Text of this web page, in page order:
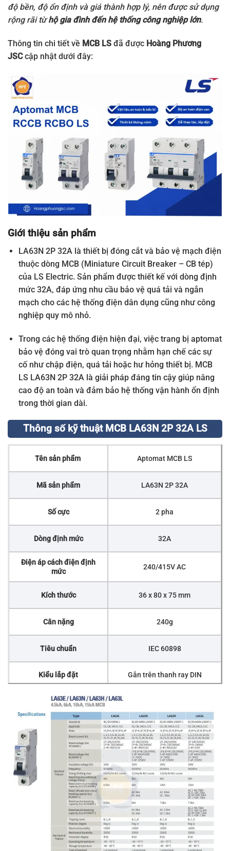
độ bền, độ ổn định và giá thành hợp lý, nên được sử dụng
rộng rãi từhộ gia đình đến hệ thống công nghiệp lớn.
Thông tin chi tiết về MCB LS đã được Hoàng Phương
JSCcập nhật dưới đây:
Giới thiệu sản phẩm
LA63N 2P 32A là thiết bị đóng cắt và bảo vệ mạch điện
thuộc dòng MCB (Miniature Circuit Breaker – CB tép)
của LS Electric. Sản phẩm được thiết kế với dòng định
mức 32A, đáp ứng nhu cầu bảo vệ quá tải và ngắn
mạch cho các hệ thống điện dân dụng cũng như công
nghiệp quy mô nhỏ.
Trong các hệ thống điện hiện đại, việc trang bị aptomat
bảo vệ đóng vai trò quan trọng nhằm hạn chế các sự
cố như chập điện, quá tải hoặc hư hỏng thiết bị. MCB
LS LA63N 2P 32A là giải pháp đáng tin cậy giúp nâng
cao độ an toàn và đảm bảo hệ thống vận hành ổn định
trong thời gian dài.
Thông số kỹ thuật MCB LA63N 2P 32A LS
Tên sản phẩm Aptomat MCB LS
Mã sản phẩm LA63N 2P 32A
Số cực 2 pha
Dòng định mức 32A
Điện áp cách điện định
mức
240/415V AC
Kích thước 36 x 80 x 75 mm
Cân nặng 240g
Tiêu chuẩn IEC 60898
Kiểu lắp đặt Gắn trên thanh ray DIN